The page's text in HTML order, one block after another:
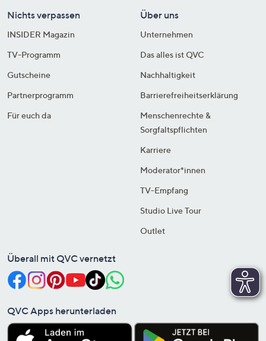
Nichts verpassen
INSIDER Magazin
TV-Programm
Gutscheine
Partnerprogramm
Für euch da
Über uns
Unternehmen
Das alles ist QVC
Nachhaltigkeit
Barrierefreiheitserklärung
Menschenrechte &
Sorgfaltspflichten
Karriere
Moderator*innen
TV-Empfang
Studio Live Tour
Outlet
Überall mit QVC vernetzt
QVC Apps herunterladen